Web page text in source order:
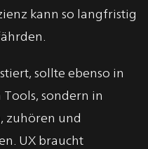
kann so langfristig
sollte ebenso in
sondern in
zuhören und
UX braucht